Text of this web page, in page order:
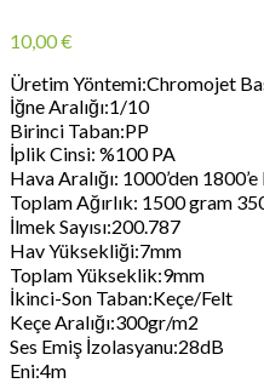
10,00€
Üretim Yöntemi:Chromojet
İğne Aralığı:1/10
Birinci Taban:PP
İplik Cinsi: %100 PA
Hava Aralığı: 1000’den
Toplam Ağırlık: 1500 gram
İlmek Sayısı:200.787
Hav Yüksekliği:7mm
Toplam Yükseklik:9mm
İkinci-Son Taban:Keçe/Felt
Keçe Aralığı:300gr/m2
Ses Emiş İzolasyanu:28dB
Eni:4m